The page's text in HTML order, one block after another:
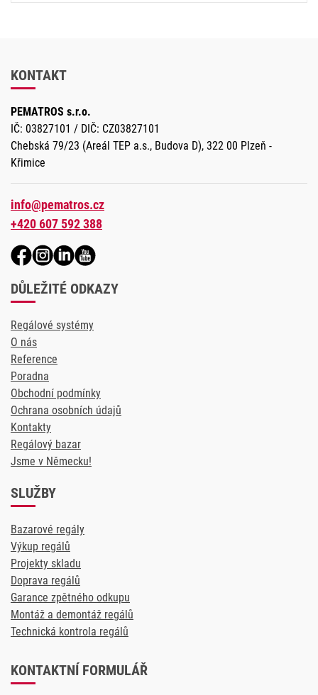
KONTAKT
PEMATROS s.r.o.
IČ: 03827101 / DIČ: CZ03827101
Chebská 79/23 (Areál TEP a.s., Budova D), 322 00 Plzeň -
Křimice
info@pematros.cz
+420 607 592 388
DŮLEŽITÉ ODKAZY
Regálové systémy
O nás
Reference
Poradna
Obchodní podmínky
Ochrana osobních údajů
Kontakty
Regálový bazar
Jsme v Německu!
SLUŽBY
Bazarové regály
Výkup regálů
Projekty skladu
Doprava regálů
Garance zpětného odkupu
Montáž a demontáž regálů
Technická kontrola regálů
KONTAKTNÍ FORMULÁŘ